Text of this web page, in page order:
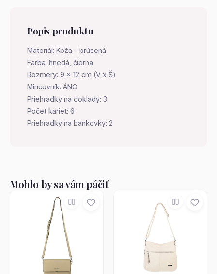
Popis produktu
Materiál: Koža - brúsená
Farba: hnedá, čierna
Rozmery: 9 x 12 cm (V x Š)
Mincovník: ÁNO
Priehradky na doklady: 3
Počet kariet: 6
Priehradky na bankovky: 2
Mohlo by sa vám páčiť